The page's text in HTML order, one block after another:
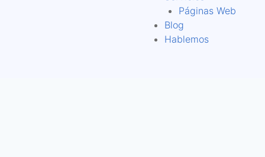
Páginas Web
Blog
Hablemos